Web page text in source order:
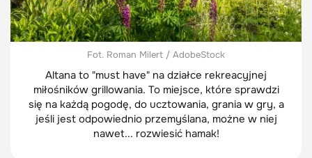
Fot. Roman Milert / AdobeStock
Altana to "must have" na działce rekreacyjnej
miłośników grillowania. To miejsce, które sprawdzi
się na każdą pogodę, do ucztowania, grania w gry, a
jeśli jest odpowiednio przemyślana, możne w niej
nawet... rozwiesić hamak!